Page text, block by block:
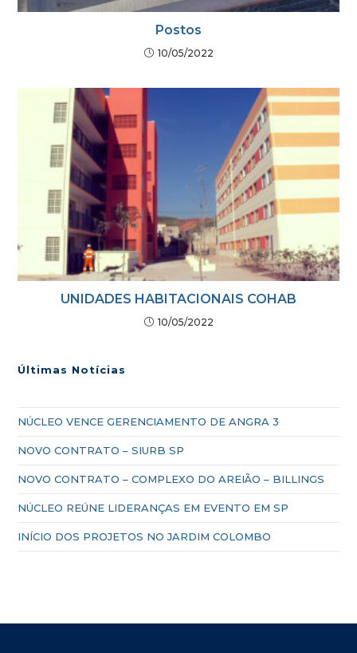
Postos
10/05/2022
UNIDADES HABITACIONAIS COHAB
10/05/2022
Últimas Notícias
NÚCLEO VENCE GERENCIAMENTO DE ANGRA 3
NOVO CONTRATO – SIURB SP
NOVO CONTRATO – COMPLEXO DO AREIÃO – BILLINGS
NÚCLEO REÚNE LIDERANÇAS EM EVENTO EM SP
INÍCIO DOS PROJETOS NO JARDIM COLOMBO